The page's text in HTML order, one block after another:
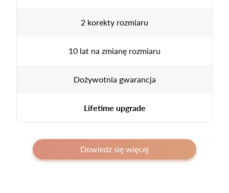
2 korekty rozmiaru
10 lat na zmianę rozmiaru
Dożywotnia gwarancja
Lifetime upgrade
Dowiedz się więcej